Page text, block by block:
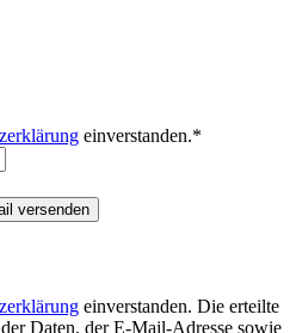
einverstanden.*
einverstanden. Die erteilte
Daten, der E-Mail-Adresse sowie